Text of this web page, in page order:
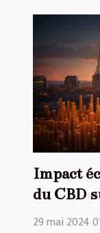
Impact
du CBD
29 mai 2024